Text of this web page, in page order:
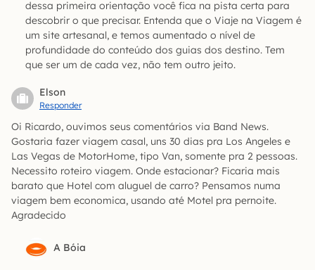
dessa primeira orientação você fica na pista certa para
descobrir o que precisar. Entenda que o Viaje na Viagem é
um site artesanal, e temos aumentado o nível de
profundidade do conteúdo dos guias dos destino. Tem
que ser um de cada vez, não tem outro jeito.
Elson
Responder
Oi Ricardo, ouvimos seus comentários via Band News.
Gostaria fazer viagem casal, uns 30 dias pra Los Angeles e
Las Vegas de MotorHome, tipo Van, somente pra 2 pessoas.
Necessito roteiro viagem. Onde estacionar? Ficaria mais
barato que Hotel com aluguel de carro? Pensamos numa
viagem bem economica, usando até Motel pra pernoite.
Agradecido
A Bóia